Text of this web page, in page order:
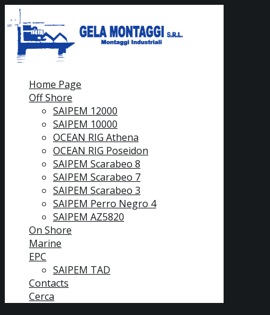
Home Page
Off Shore
SAIPEM 12000
SAIPEM 10000
OCEAN RIG Athena
OCEAN RIG Poseidon
SAIPEM Scarabeo 8
SAIPEM Scarabeo 7
SAIPEM Scarabeo 3
SAIPEM Perro Negro 4
SAIPEM AZ5820
On Shore
Marine
EPC
SAIPEM TAD
Contacts
Cerca